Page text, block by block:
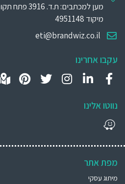
מען למכתבים: ת.ד. 3916 פתח תקווה
מיקוד 4951148
eti@brandwiz.co.il
עקבו אחרינו
נווטו אלינו
מפת אתר
מיתוג עסקי